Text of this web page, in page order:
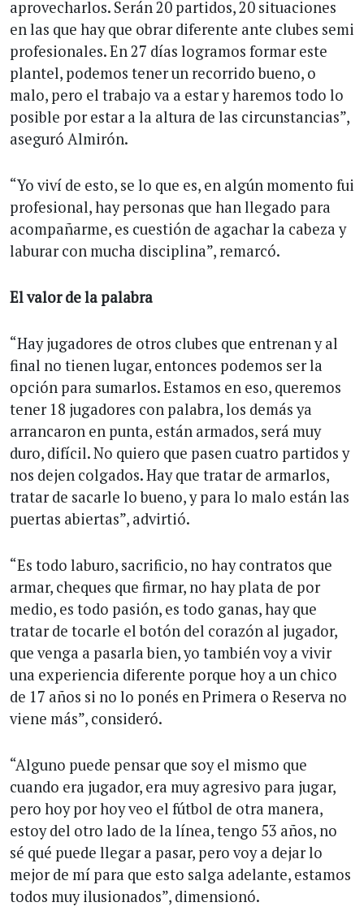
aprovecharlos. Serán 20 partidos, 20 situaciones
en las que hay que obrar diferente ante clubes semi
profesionales. En 27 días logramos formar este
plantel, podemos tener un recorrido bueno, o
malo, pero el trabajo va a estar y haremos todo lo
posible por estar a la altura de las circunstancias”,
aseguró Almirón.
“Yo viví de esto, se lo que es, en algún momento fui
profesional, hay personas que han llegado para
acompañarme, es cuestión de agachar la cabeza y
laburar con mucha disciplina”, remarcó.
El valor de la palabra
“Hay jugadores de otros clubes que entrenan y al
final no tienen lugar, entonces podemos ser la
opción para sumarlos. Estamos en eso, queremos
tener 18 jugadores con palabra, los demás ya
arrancaron en punta, están armados, será muy
duro, difícil. No quiero que pasen cuatro partidos y
nos dejen colgados. Hay que tratar de armarlos,
tratar de sacarle lo bueno, y para lo malo están las
puertas abiertas”, advirtió.
“Es todo laburo, sacrificio, no hay contratos que
armar, cheques que firmar, no hay plata de por
medio, es todo pasión, es todo ganas, hay que
tratar de tocarle el botón del corazón al jugador,
que venga a pasarla bien, yo también voy a vivir
una experiencia diferente porque hoy a un chico
de 17 años si no lo ponés en Primera o Reserva no
viene más”, consideró.
“Alguno puede pensar que soy el mismo que
cuando era jugador, era muy agresivo para jugar,
pero hoy por hoy veo el fútbol de otra manera,
estoy del otro lado de la línea, tengo 53 años, no
sé qué puede llegar a pasar, pero voy a dejar lo
mejor de mí para que esto salga adelante, estamos
todos muy ilusionados”, dimensionó.